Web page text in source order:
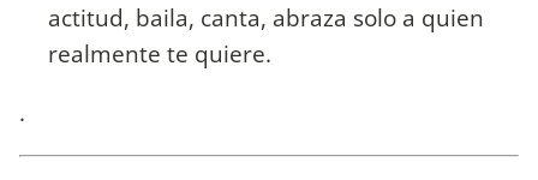
actitud, baila, canta, abraza solo a quien
realmente te quiere.
.